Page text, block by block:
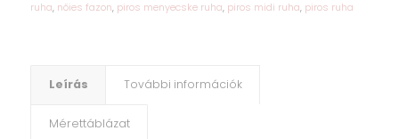
ruha, nőies fazon, piros menyecske ruha, piros midi ruha, piros ruha
Leírás További információk
Mérettáblázat